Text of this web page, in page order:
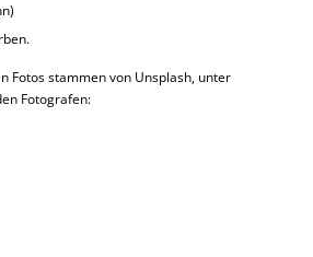
Fotos stammen von Unsplash, unter
Fotografen: